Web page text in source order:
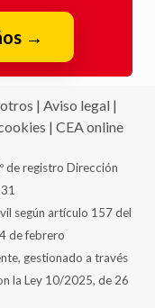
→
| Aviso legal |
| CEA online
de registro Dirección
según artículo 157 del
de febrero
gestionado a través
la Ley 10/2025, de 26